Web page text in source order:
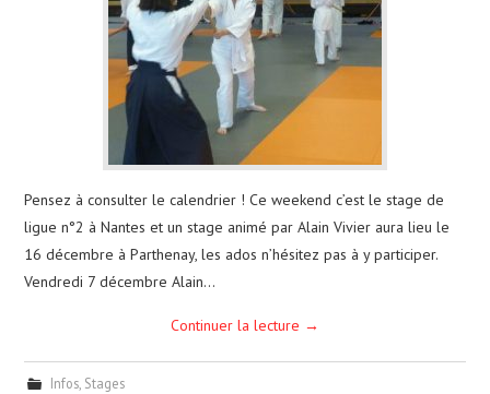
Pensez à consulter le calendrier ! Ce weekend c’est le stage de
ligue n°2 à Nantes et un stage animé par Alain Vivier aura lieu le
16 décembre à Parthenay, les ados n’hésitez pas à y participer.
Vendredi 7 décembre Alain…
Continuer la lecture →
Infos, Stages